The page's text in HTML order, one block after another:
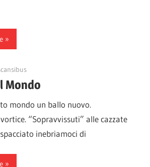
Mondo
mondo un ballo nuovo.
“Sopravvissuti” alle cazzate
inebriamoci di